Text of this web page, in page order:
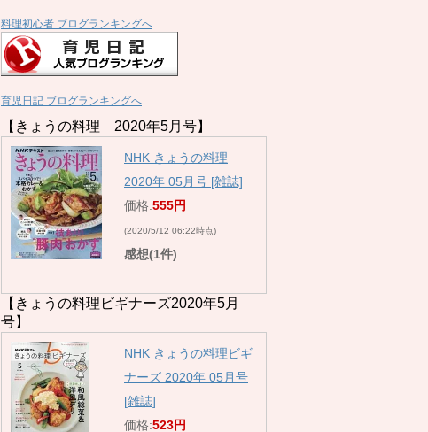
料理初心者 ブログランキングへ
育児日記 ブログランキングへ
【きょうの料理 2020年5月号】
NHK きょうの料理
2020年 05月号 [雑誌]
価格:555円
(2020/5/12 06:22時点)
感想(1件)
【きょうの料理ビギナーズ2020年5月
号】
NHK きょうの料理ビギ
ナーズ 2020年 05月号
[雑誌]
価格:523円